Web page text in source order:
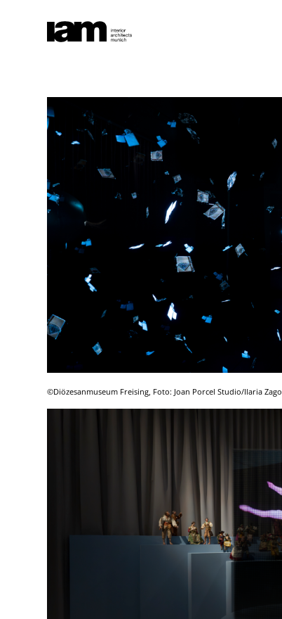
©Diözesanmuseum Freising, Foto: Joan Porcel Studio/Ilaria Zago